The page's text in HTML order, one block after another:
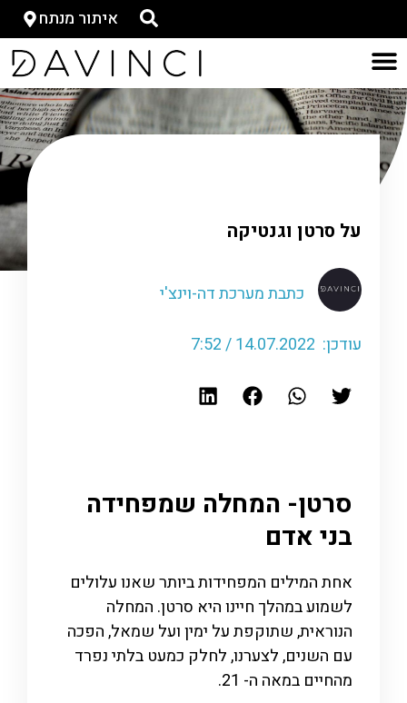
איתור מנתח
על סרטן וגנטיקה
כתבת מערכת דה-וינצ'י
עודכן: 14.07.2022 / 7:52
סרטן- המחלה שמפחידה
בני אדם
אחת המילים המפחידות ביותר שאנו עלולים
לשמוע במהלך חיינו היא סרטן. המחלה
הנוראית, שתוקפת על ימין ועל שמאל, הפכה
עם השנים, לצערנו, לחלק כמעט בלתי נפרד
מהחיים במאה ה- 21.